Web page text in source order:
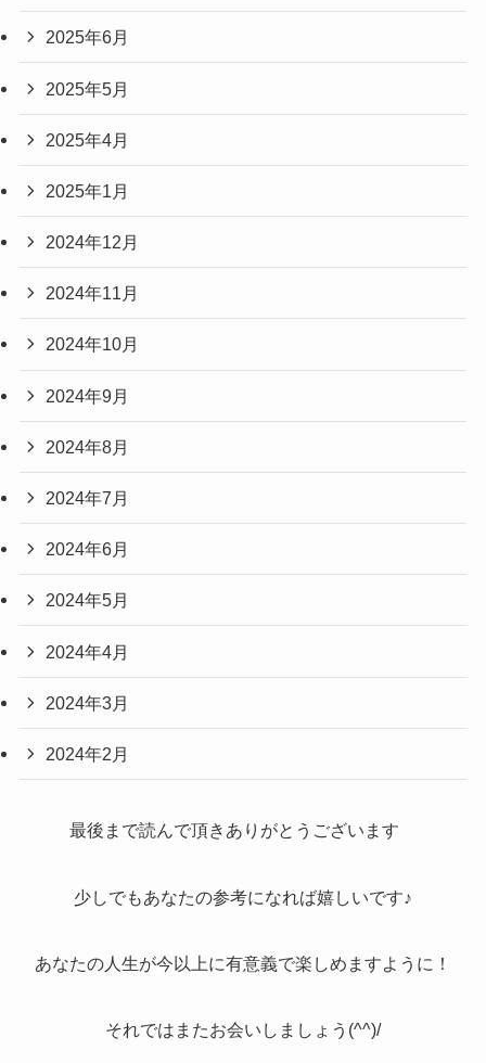
2025年6月
2025年5月
2025年4月
2025年1月
2024年12月
2024年11月
2024年10月
2024年9月
2024年8月
2024年7月
2024年6月
2024年5月
2024年4月
2024年3月
2024年2月
最後まで読んで頂きありがとうございます
少しでもあなたの参考になれば嬉しいです♪
あなたの人生が今以上に有意義で楽しめますように！
それではまたお会いしましょう(^^)/